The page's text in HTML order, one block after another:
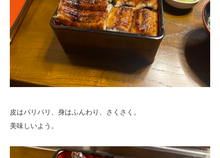
皮はパリパリ、身はふんわり、さくさく。
美味しいよう。